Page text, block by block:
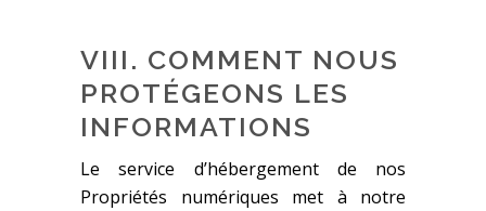
VIII. COMMENT NOUS
PROTÉGEONS LES
INFORMATIONS
Le service d’hébergement de nos
Propriétés numériques met à notre